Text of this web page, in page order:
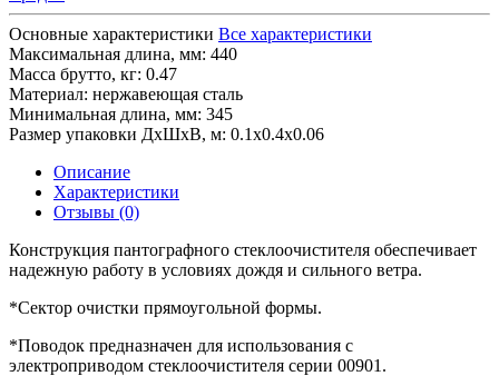
Основные характеристики Все характеристики
Максимальная длина, мм: 440
Масса брутто, кг: 0.47
Материал: нержавеющая сталь
Минимальная длина, мм: 345
Размер упаковки ДхШхВ, м: 0.1x0.4x0.06
Описание
Характеристики
Отзывы (0)
Конструкция пантографного стеклоочистителя обеспечивает
надежную работу в условиях дождя и сильного ветра.
*Сектор очистки прямоугольной формы.
*Поводок предназначен для использования с
электроприводом стеклоочистителя серии 00901.